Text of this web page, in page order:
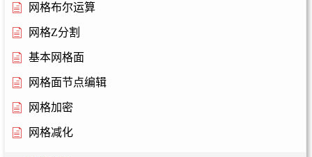
网格布尔运算
网格Z分割
基本网格面
网格面节点编辑
网格加密
网格减化